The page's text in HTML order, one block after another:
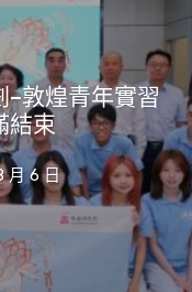
–敦煌青年實習
結束
月 6 日